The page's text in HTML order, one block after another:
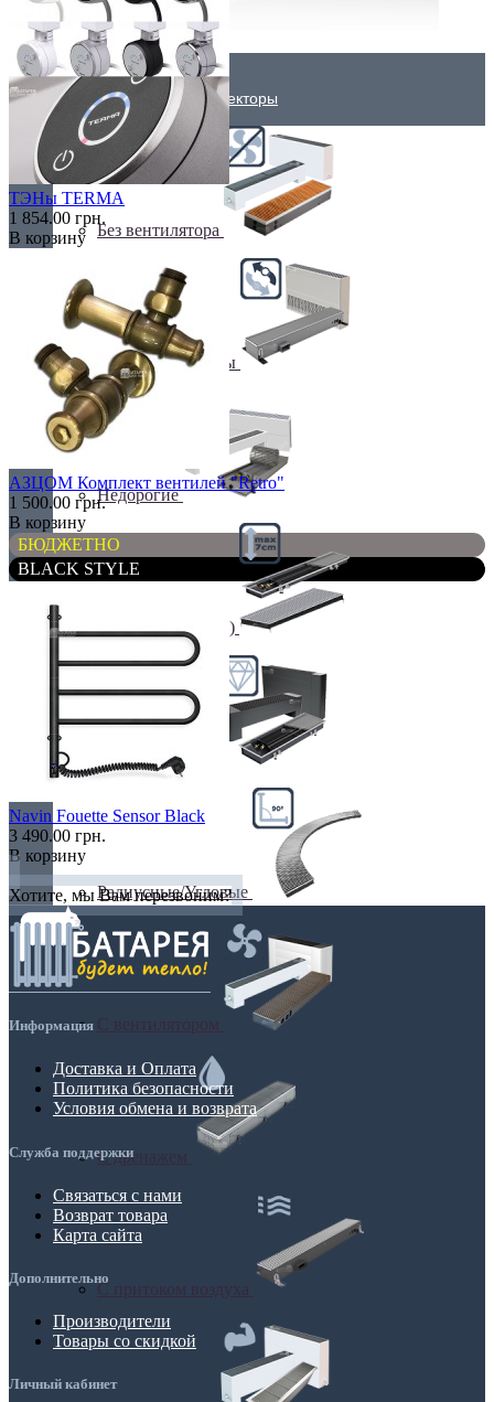
Внутрипольные конвекторы
Без вентилятора
Климаконвекторы
Недорогие
Низкие (до 70 мм)
Премиум класс
Радиусные/Угловые
С дренажем
С притоком воздуха
ТЭНы TERMA
1 854.00 грн.
В корзину
АЗЦОМ Комплект вентилей "Retro"
1 500.00 грн.
В корзину
БЮДЖЕТНО
BLACK STYLE
Navin Fouette Sensor Black
3 490.00 грн.
В корзину
Хотите, мы Вам перезвоним?
Информация
Доставка и Оплата
Политика безопасности
Условия обмена и возврата
Служба поддержки
Связаться с нами
Возврат товара
Карта сайта
Дополнительно
Производители
Товары со скидкой
Личный кабинет